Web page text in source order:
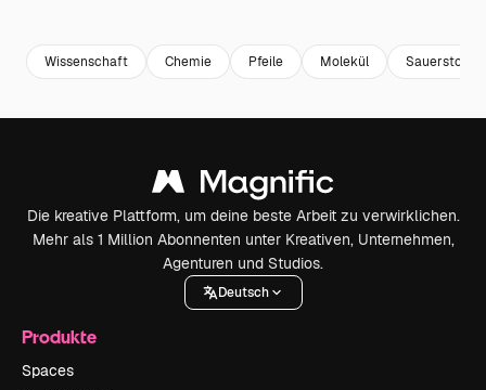
Wissenschaft Chemie Pfeile Molekül Sauerstoff
Die kreative Plattform, um deine beste Arbeit zu verwirklichen.
Mehr als 1 Million Abonnenten unter Kreativen, Unternehmen,
Agenturen und Studios.
Deutsch
Produkte
Spaces